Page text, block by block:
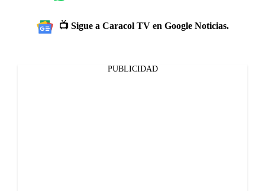
📺 Sigue a Caracol TV en Google Noticias.
PUBLICIDAD